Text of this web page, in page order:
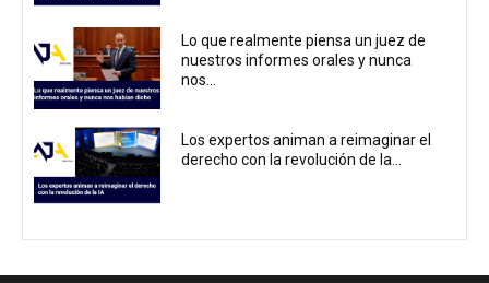
Lo que realmente piensa un juez de
nuestros informes orales y nunca
nos...
Los expertos animan a reimaginar el
derecho con la revolución de la...